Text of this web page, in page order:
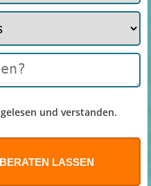
gelesen und verstanden.